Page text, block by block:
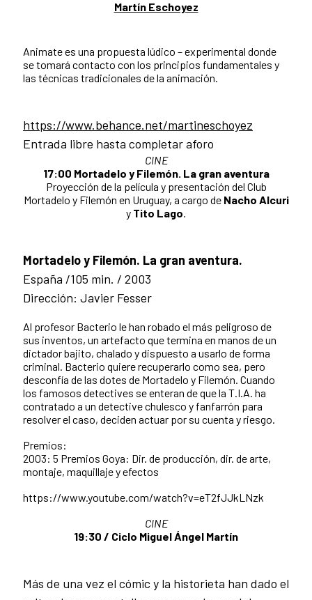
Martín Eschoyez
Animate es una propuesta lúdico – experimental donde
se tomará contacto con los principios fundamentales y
las técnicas tradicionales de la animación.
https://www.behance.net/martineschoyez
Entrada libre hasta completar aforo
CINE
17:00 Mortadelo y Filemón. La gran aventura
Proyección de la película y presentación del Club
Mortadelo y Filemón en Uruguay, a cargo de Nacho Alcuri
y Tito Lago.
Mortadelo y Filemón. La gran aventura.
España /105 min. / 2003
Dirección: Javier Fesser
Al profesor Bacterio le han robado el más peligroso de
sus inventos, un artefacto que termina en manos de un
dictador bajito, chalado y dispuesto a usarlo de forma
criminal. Bacterio quiere recuperarlo como sea, pero
desconfía de las dotes de Mortadelo y Filemón. Cuando
los famosos detectives se enteran de que la T.I.A. ha
contratado a un detective chulesco y fanfarrón para
resolver el caso, deciden actuar por su cuenta y riesgo.
Premios:
2003: 5 Premios Goya: Dir. de producción, dir. de arte,
montaje, maquillaje y efectos
https://www.youtube.com/watch?v=eT2fJJkLNzk
CINE
19:30 / Ciclo Miguel Ángel Martín
Más de una vez el cómic y la historieta han dado el